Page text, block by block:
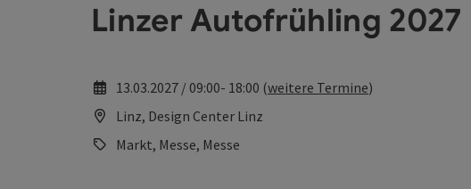
Linzer Autofrühling 2027
13.03.2027 / 09:00- 18:00 (weitere Termine)
Linz, Design Center Linz
Markt, Messe, Messe